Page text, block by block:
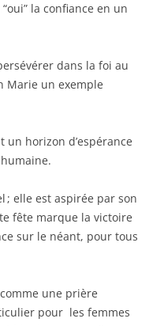
la confiance en un
dans la foi au
Marie un exemple
un horizon d’espérance
; elle est aspirée par son
fête marque la victoire
sur le néant, pour tous
une prière
pour les femmes